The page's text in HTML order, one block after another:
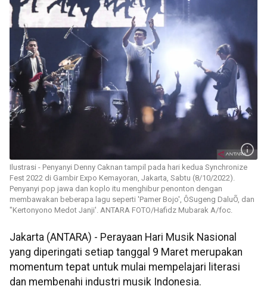
Ilustrasi - Penyanyi Denny Caknan tampil pada hari kedua Synchronize
Fest 2022 di Gambir Expo Kemayoran, Jakarta, Sabtu (8/10/2022).
Penyanyi pop jawa dan koplo itu menghibur penonton dengan
membawakan beberapa lagu seperti 'Pamer Bojo', ÔSugeng DaluÕ, dan
"Kertonyono Medot Janji'. ANTARA FOTO/Hafidz Mubarak A/foc.
Jakarta (ANTARA) - Perayaan Hari Musik Nasional
yang diperingati setiap tanggal 9 Maret merupakan
momentum tepat untuk mulai mempelajari literasi
dan membenahi industri musik Indonesia.